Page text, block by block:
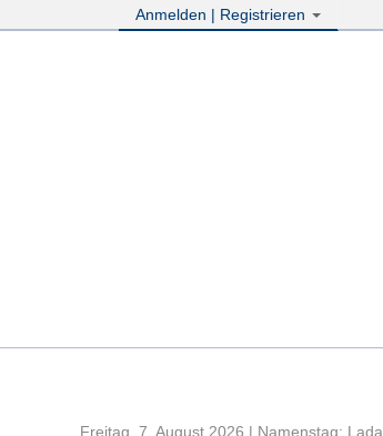
Anmelden | Registrieren
Freitag, 7. August 2026 | Namenstag: Lada